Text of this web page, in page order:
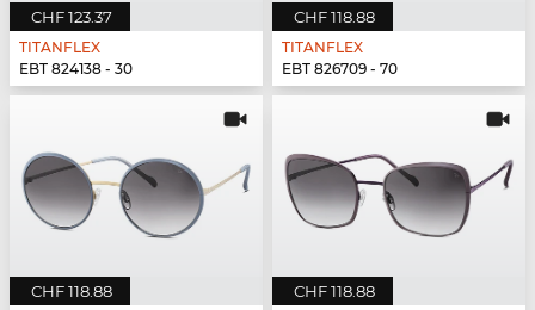
CHF 123.37
TITANFLEX
EBT 824138 - 30
CHF 118.88
TITANFLEX
EBT 826709 - 70
CHF 118.88 CHF 118.88